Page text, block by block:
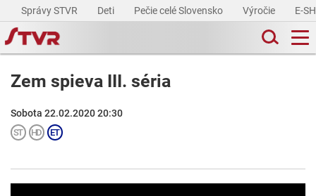
Správy STVR Deti Pečie celé Slovensko Výročie E-
Zem spieva III. séria
Sobota 22.02.2020 20:30